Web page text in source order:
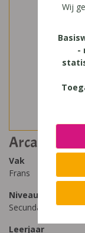
Arcades
Vak
Frans
Niveau
Secundair
Leerjaar
Wij
-